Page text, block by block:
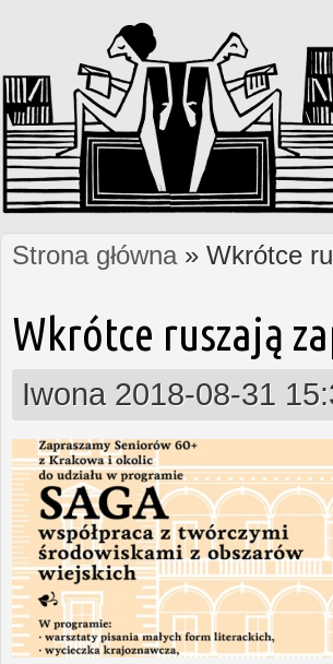
Jesteś tutaj
Strona główna» Wkrótce
Wkrótce ruszają
Iwona 2018-08-31